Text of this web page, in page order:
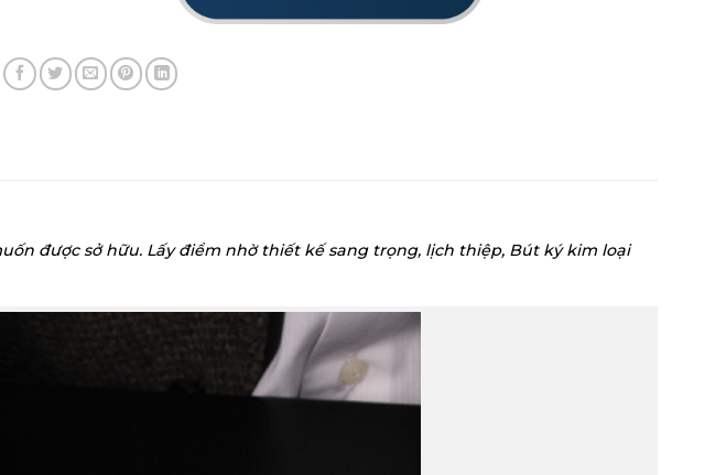
được sở hữu. Lấy điểm nhờ thiết kế sang trọng, lịch thiệp, Bút ký kim loại